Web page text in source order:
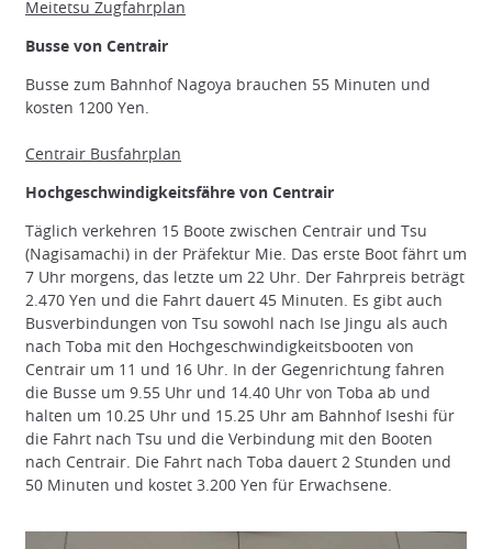
Meitetsu Zugfahrplan
Busse von Centrair
Busse zum Bahnhof Nagoya brauchen 55 Minuten und
kosten 1200 Yen.
Centrair Busfahrplan
Hochgeschwindigkeitsfähre von Centrair
Täglich verkehren 15 Boote zwischen Centrair und Tsu
(Nagisamachi) in der Präfektur Mie. Das erste Boot fährt um
7 Uhr morgens, das letzte um 22 Uhr. Der Fahrpreis beträgt
2.470 Yen und die Fahrt dauert 45 Minuten. Es gibt auch
Busverbindungen von Tsu sowohl nach Ise Jingu als auch
nach Toba mit den Hochgeschwindigkeitsbooten von
Centrair um 11 und 16 Uhr. In der Gegenrichtung fahren
die Busse um 9.55 Uhr und 14.40 Uhr von Toba ab und
halten um 10.25 Uhr und 15.25 Uhr am Bahnhof Iseshi für
die Fahrt nach Tsu und die Verbindung mit den Booten
nach Centrair. Die Fahrt nach Toba dauert 2 Stunden und
50 Minuten und kostet 3.200 Yen für Erwachsene.